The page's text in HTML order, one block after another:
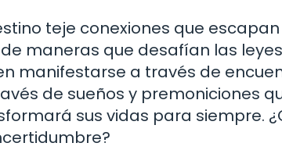
teje conexiones que escapan
maneras que desafían las
manifestarse a través de
de sueños y premoniciones
sus vidas para siempre.